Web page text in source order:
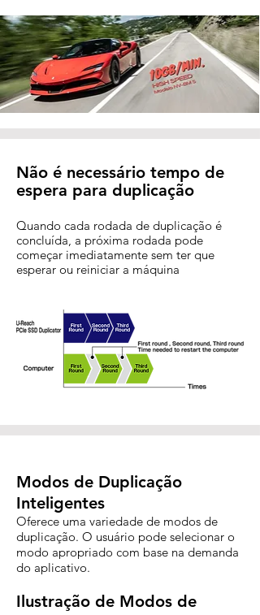
Não é necessário tempo de
espera para duplicação
Quando cada rodada de duplicação é
concluída, a próxima rodada pode
começar imediatamente sem ter que
esperar ou reiniciar a máquina
Modos de Duplicação
Inteligentes
Oferece uma variedade de modos de
duplicação. O usuário pode selecionar o
modo apropriado com base na demanda
do aplicativo.
Ilustração de Modos de